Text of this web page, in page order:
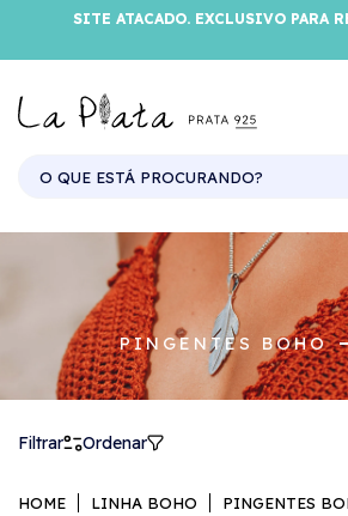
SITE ATACADO. EXCLUSIVO PARA
PINGENTES BOHO
Filtrar Ordenar
HOME LINHA BOHO PINGENTES